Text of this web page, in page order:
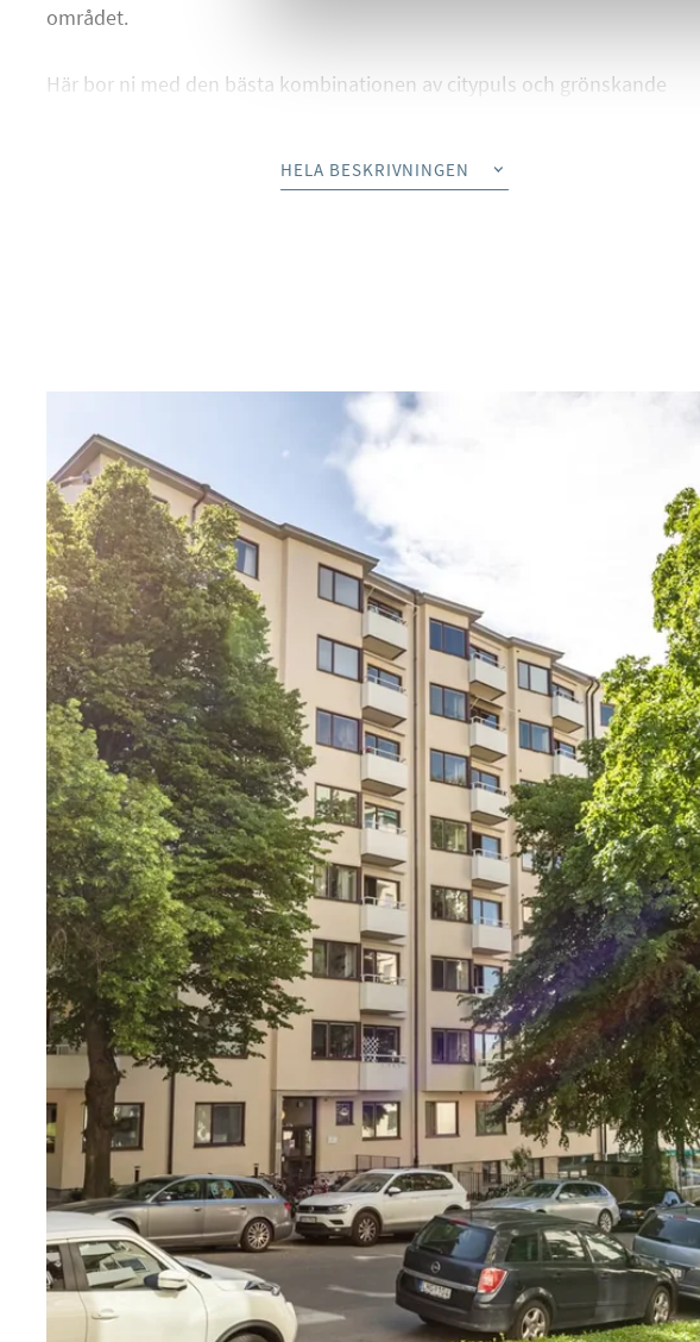
området.
Här bor ni med den bästa kombinationen av citypuls och grönskande
samt ett stort utbud av restauranger, caféer, shopping och service. För den
HELA BESKRIVNINGEN